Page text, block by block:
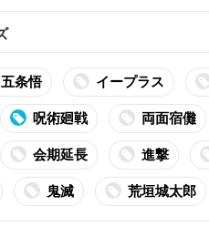
五条悟 イープラス
呪術廻戦 両面宿儺
会期延長 進撃
鬼滅 荒垣城太郎